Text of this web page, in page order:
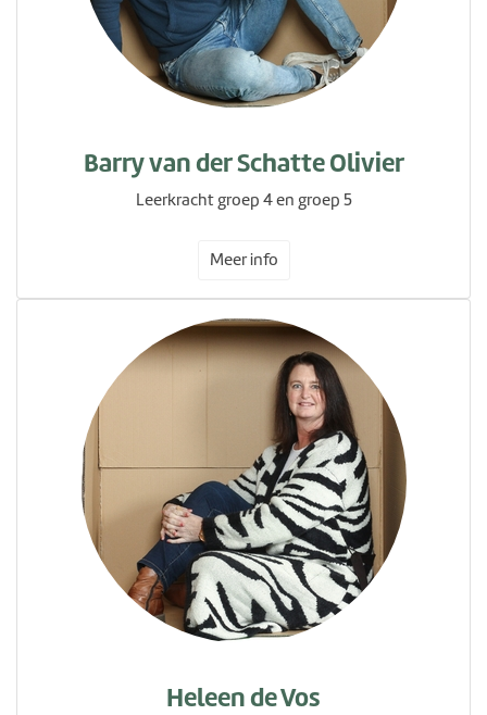
Barry van der Schatte Olivier
Leerkracht groep 4 en groep 5
Meer info
Heleen de Vos